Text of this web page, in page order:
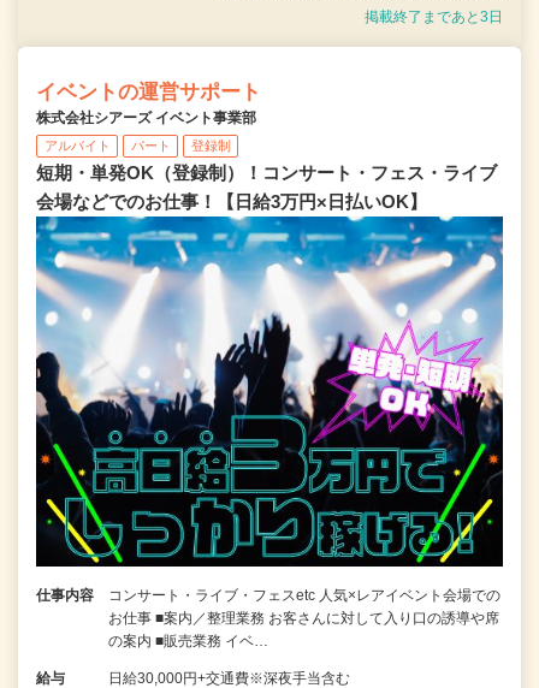
掲載終了まであと3日
イベントの運営サポート
株式会社シアーズ イベント事業部
アルバイト パート 登録制
短期・単発OK（登録制）！コンサート・フェス・ライブ
会場などでのお仕事！【日給3万円×日払いOK】
仕事内容
コンサート・ライブ・フェスetc 人気×レアイベント会場での
お仕事 ■案内／整理業務 お客さんに対して入り口の誘導や席
の案内 ■販売業務 イベ…
給与 日給30,000円+交通費※深夜手当含む